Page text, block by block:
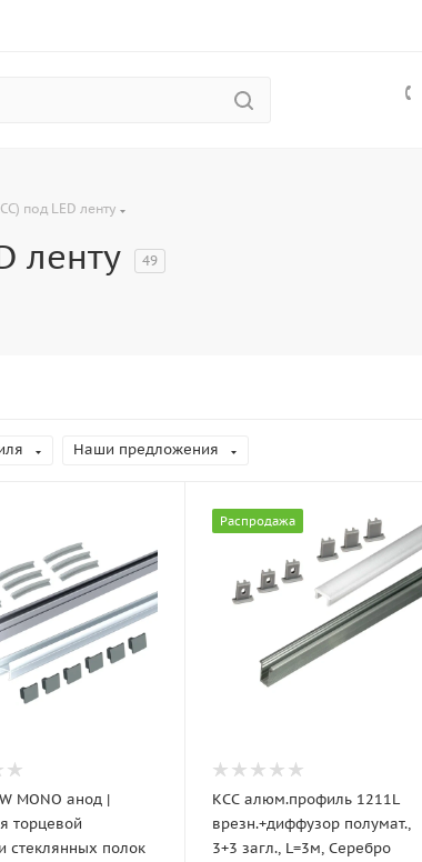
под LED ленту
ленту 49
Наши предложения
MONO анод |
торцевой
стеклянных полок
Распродажа
КСС алюм.профиль 1211L
врезн.+диффузор полумат.,
3+3 загл., L=3м, Серебро